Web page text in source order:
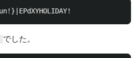
でした。